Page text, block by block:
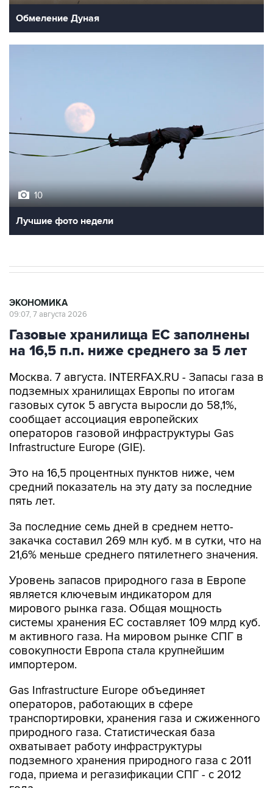
Лучшие фото недели
Газовые хранилища ЕС заполнены
на 16,5 п.п. ниже среднего за 5 лет
Москва. 7 августа. INTERFAX.RU - Запасы газа в
газовых суток 5 августа выросли до 58,1%,
сообщает ассоциация европейских
операторов газовой инфраструктуры Gas
Infrastructure Europe (GIE).
Это на 16,5 процентных пунктов ниже, чем
пять лет.
За последние семь дней в среднем нетто-
21,6% меньше среднего пятилетнего значения.
Уровень запасов природного газа в Европе
мирового рынка газа. Общая мощность
системы хранения ЕС составляет 109 млрд куб.
м активного газа. На мировом рынке СПГ в
совокупности Европа стала крупнейшим
импортером.
Gas Infrastructure Europe объединяет
транспортировки, хранения газа и сжиженного
природного газа. Статистическая база
охватывает работу инфраструктуры
подземного хранения природного газа с 2011
года, приема и регазификации СПГ - с 2012
года.